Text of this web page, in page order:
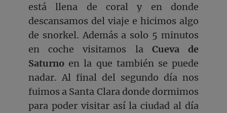
está llena de coral y en donde
descansamos del viaje e hicimos algo
de snorkel. Además a solo 5 minutos
en coche visitamos la Cueva de
Saturno en la que también se puede
nadar. Al final del segundo día nos
fuimos a Santa Clara donde dormimos
para poder visitar así la ciudad al día